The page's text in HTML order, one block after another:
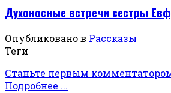
Духоносные встречи сестры
Опубликовано в Рассказы
Теги
Станьте первым
Подробнее ...